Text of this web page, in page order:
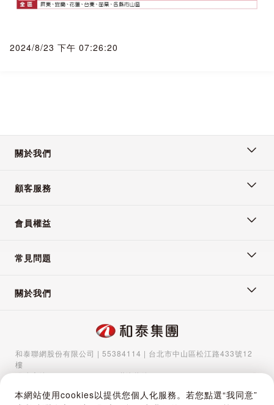
本網站使用cookies以提供您個人化服務。若您點選“我同意”
運公司申請貨故理賠((每筆有理賠上限， 以實際理賠金額為
準)。
2024/8/23 下午 07:26:19
2024/8/23 下午 07:26:20
關於我們
顧客服務
會員權益
常見問題
關於我們
和泰聯網股份有限公司 | 55384114 | 台北市中山區松江路433號12
樓
服務專線：02-5570-1788| 聯絡信箱：gocs@hotaigo.com.tw| 服
Copyright © 2024 Hotai Connected Co.,Ltd | Powered by Hotai